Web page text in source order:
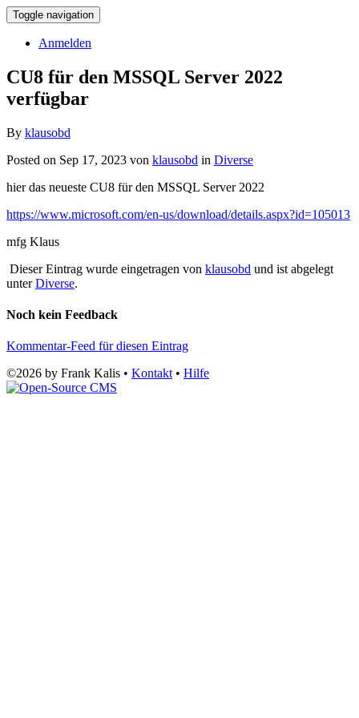
Toggle navigation
Anmelden
CU8 für den MSSQL Server 2022
verfügbar
By klausobd
Posted on Sep 17, 2023 von klausobd in Diverse
hier das neueste CU8 für den MSSQL Server 2022
https://www.microsoft.com/en-us/download/details.aspx?id=105013
mfg Klaus
Dieser Eintrag wurde eingetragen von klausobd und ist abgelegt
unterDiverse.
Noch kein Feedback
Kommentar-Feed für diesen Eintrag
©2026 by Frank Kalis • Kontakt • Hilfe